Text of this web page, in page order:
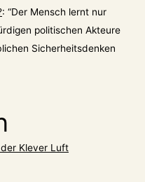
: “Der Mensch lernt nur
politischen Akteure
Sicherheitsdenken
Klever Luft